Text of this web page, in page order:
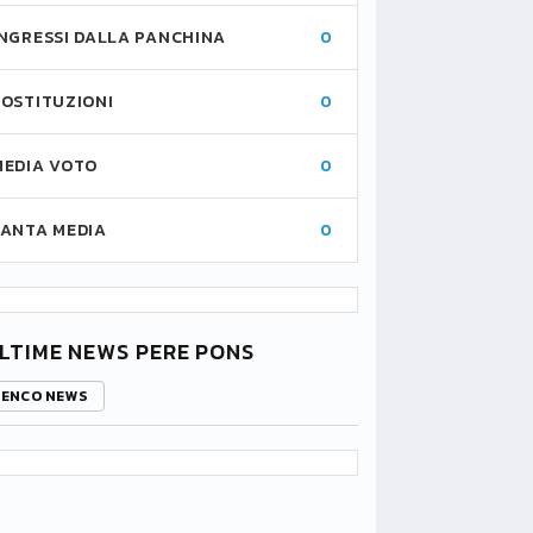
DALLA PANCHINA 0
0
VOTO 0
MEDIA 0
NEWS PERE PONS
NEWS